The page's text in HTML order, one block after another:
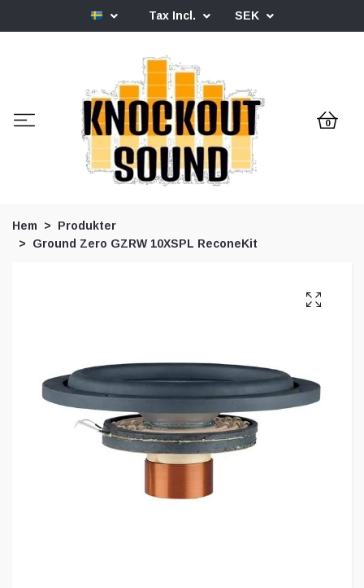
Tax Incl. SEK
0
Hem
Produkter
Ground Zero GZRW 10XSPL ReconeKit